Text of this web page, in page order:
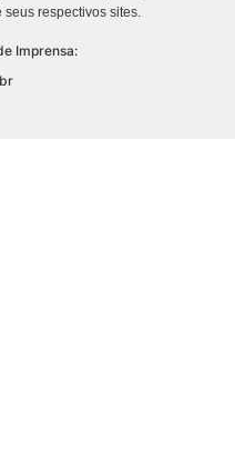
seus respectivos sites.
Imprensa: